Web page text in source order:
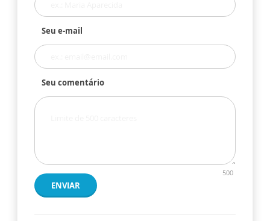
Seu e-mail
Seu comentário
500
ENVIAR